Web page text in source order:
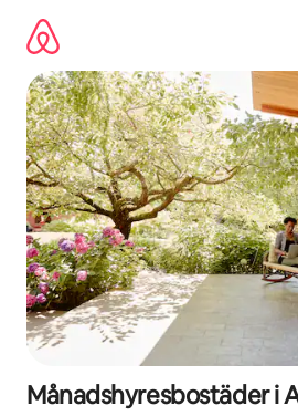
innehåll
Månadshyresbostäder i